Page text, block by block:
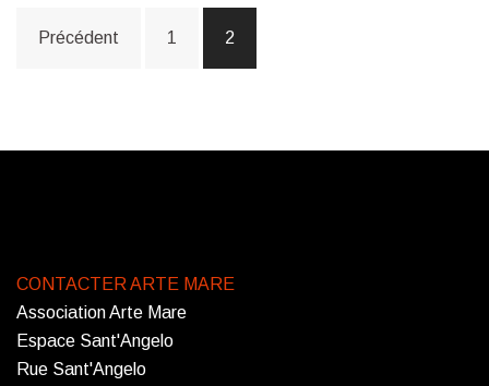
des
Précédent 1 2
CONTACTER ARTE MARE
Association Arte Mare
Espace Sant'Angelo
Rue Sant'Angelo